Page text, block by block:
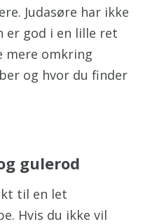
Judasøre har ikke
er god i en lille ret
mere omkring
og hvor du finder
gulerod
til en let
Hvis du ikke vil